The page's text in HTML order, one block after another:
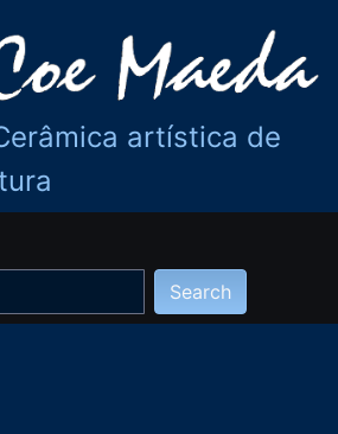
artística de